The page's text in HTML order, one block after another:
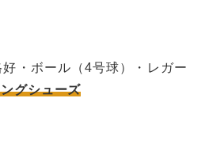
・ボール（4号球）・レガー
グシューズ